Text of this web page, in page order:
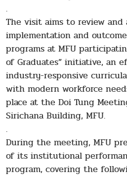
.
The visit aims to review and
implementation and
programs at MFU
of Graduates” initiative, an
industry-responsive
with modern workforce
place at the Doi Tung
Sirichana Building, MFU.
.
During the meeting, MFU
of its institutional
program, covering the